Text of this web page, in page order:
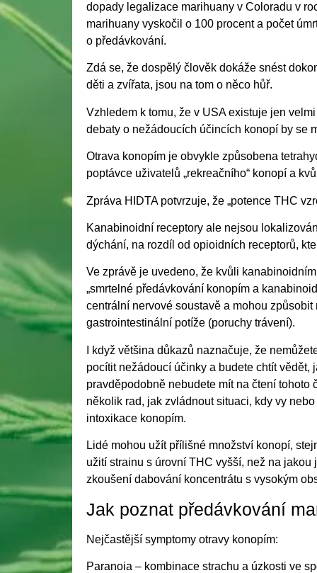
dopady legalizace marihuany v Coloradu v
marihuany vyskočil o 100 procent a počet
o předávkování.
Zdá se, že dospělý člověk dokáže snést
děti a zvířata, jsou na tom o něco hůř.
Vzhledem k tomu, že v USA existuje jen
debaty o nežádoucích účincích konopí by se
Otrava konopím je obvykle způsobena
poptávce uživatelů „rekreačního“ konopí a
Zpráva HIDTA potvrzuje, že „potence THC
Kanabinoidní receptory ale nejsou
dýchání, na rozdíl od opioidních receptorů,
Ve zprávě je uvedeno, že kvůli
„smrtelné předávkování konopím a
centrální nervové soustavě a mohou
gastrointestinální potíže (poruchy trávení).
I když většina důkazů naznačuje, že
pocítit nežádoucí účinky a budete chtít vědět,
pravděpodobně nebudete mít na čtení
několik rad, jak zvládnout situaci, kdy vy
intoxikace konopím.
Lidé mohou užít přílišné množství konopí,
užití strainu s úrovní THC vyšší, než na
zkoušení dabování koncentrátu s vysokým
Jak poznat předávkování
Nejčastější symptomy otravy konopím:
Paranoia – kombinace strachu a úzkosti ve